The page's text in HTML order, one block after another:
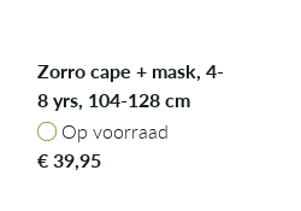
Zorro cape + mask, 4-
8 yrs, 104-128 cm
Op voorraad
Op voorraad
€39,95